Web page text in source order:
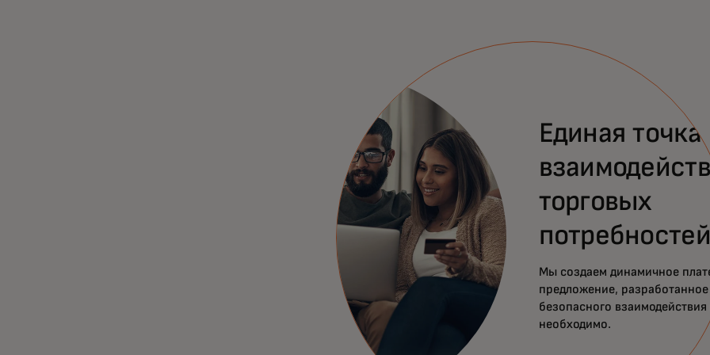
Единая точка
торговых
потребностей
Мы создаем динамичное
предложение, разработанное
безопасного взаимодействия
необходимо.